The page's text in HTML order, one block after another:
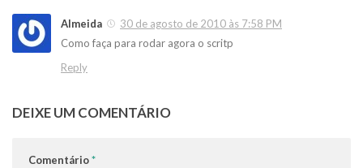
Almeida
30 de agosto de 2010 às 7:58 PM
Como faça para rodar agora o scritp
Reply
DEIXE UM COMENTÁRIO
Comentário*